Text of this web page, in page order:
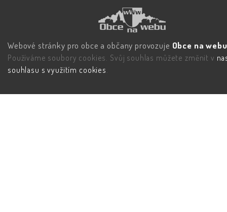
Webové stránky pro obce a občany provozuje Obce na
Používáme soubory cookies. Svůj souhlas můžete změnit v
souhlasu s využitím cookies